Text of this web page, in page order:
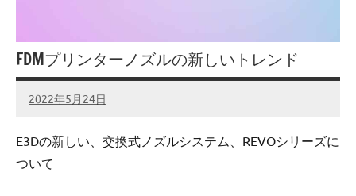
FDMプリンターノズルの新しいトレンド
2022年5月24日
admin
No
E3Dの新しい、交換式ノズルシステム、REVOシリーズに
ついて